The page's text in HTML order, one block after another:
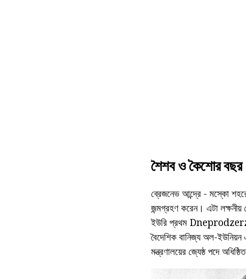
শৈশব ও কৈশোর বছর
ব্রেজনেভ আন্দ্রে - মস্কো
জন্মগ্রহণ করেন। এটা
ইউরি প্রথম
বৈদেশিক বানিজ্য অল-
মন্ত্রণালয়ের জ্যেষ্ঠ পদে